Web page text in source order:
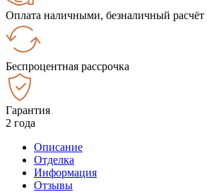
Оплата наличными, безналичный расчёт
Беспроцентная рассрочка
Гарантия
2 года
Описание
Отделка
Информация
Отзывы